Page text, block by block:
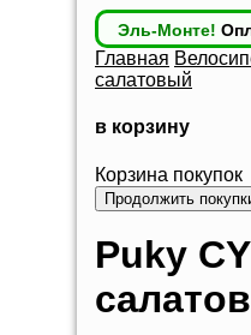
Эль-Монте!
Главная
салатовый
в корзину
Корзина покупок
Продолжить
Puky